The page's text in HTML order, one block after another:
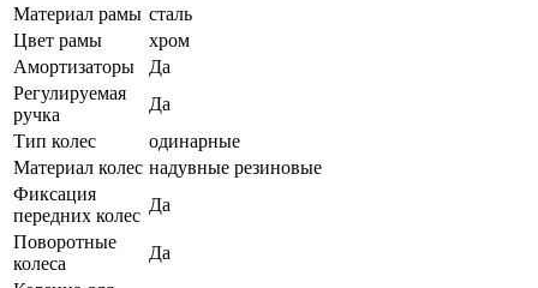
Материал рамы сталь
Цвет рамы
хром
Амортизаторы
Да
Регулируемая
ручка
Да
Тип колес
одинарные
Материал колес надувные резиновые
Фиксация
передних колес
Да
Поворотные
колеса
Да